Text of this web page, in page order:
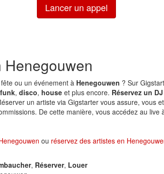
Lancer un appel
Henegouwen
ou un événement à Henegouwen ? Sur
funk, disco, house et plus encore. Réservez un
un artiste via Gigstarter vous assure, vous
De cette manière, vous accédez au live
ou réservez des artistes en
, Réserver, Louer